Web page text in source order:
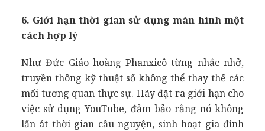
6. Giới hạn thời gian sử dụng màn hình một
cách hợp lý
Như Đức Giáo hoàng Phanxicô từng nhắc nhở,
truyền thông kỹ thuật số không thể thay thế các
mối tương quan thực sự. Hãy đặt ra giới hạn cho
việc sử dụng YouTube, đảm bảo rằng nó không
lấn át thời gian cầu nguyện, sinh hoạt gia đình